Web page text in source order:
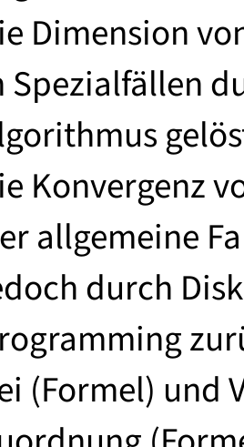
Dimension
Spezialfällen
Konvergenz
allgemeine
durch
(Formel) und